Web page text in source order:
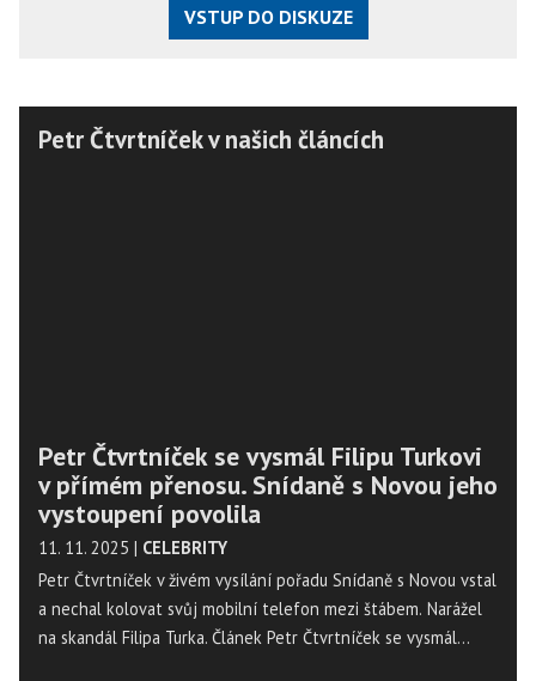
VSTUP DO DISKUZE
Petr Čtvrtníček v našich článcích
Petr Čtvrtníček se vysmál Filipu Turkovi
v přímém přenosu. Snídaně s Novou jeho
vystoupení povolila
11. 11. 2025 | CELEBRITY
Petr Čtvrtníček v živém vysílání pořadu Snídaně s Novou vstal
a nechal kolovat svůj mobilní telefon mezi štábem. Narážel
na skandál Filipa Turka. Článek Petr Čtvrtníček se vysmál